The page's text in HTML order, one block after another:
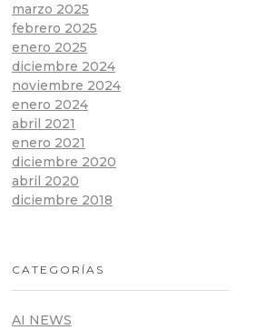
marzo 2025
febrero 2025
enero 2025
diciembre 2024
noviembre 2024
enero 2024
abril 2021
enero 2021
diciembre 2020
abril 2020
diciembre 2018
CATEGORÍAS
AI NEWS